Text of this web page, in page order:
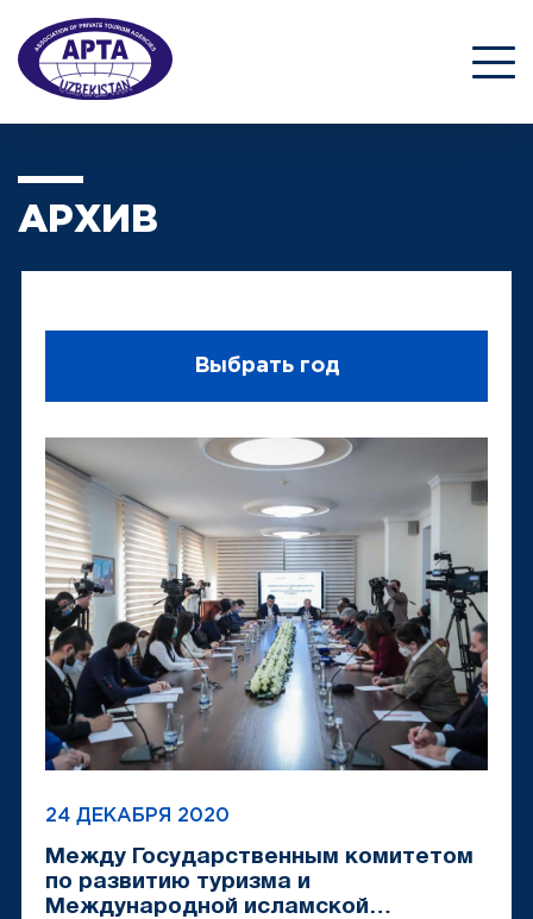
АРХИВ
24 ДЕКАБРЯ 2020
Между Государственным комитетом
по развитию туризма и
Международной исламской
Выбрать год